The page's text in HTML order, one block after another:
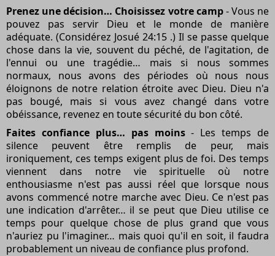
Prenez une décision… Choisissez votre camp- Vous ne
pouvez pas servir Dieu et le monde de manière
adéquate. (Considérez Josué 24:15 .) Il se passe quelque
chose dans la vie, souvent du péché, de l'agitation, de
l'ennui ou une tragédie… mais si nous sommes
normaux, nous avons des périodes où nous nous
éloignons de notre relation étroite avec Dieu. Dieu n'a
pas bougé, mais si vous avez changé dans votre
obéissance, revenez en toute sécurité du bon côté.
Faites confiance plus… pas moins- Les temps de
silence peuvent être remplis de peur, mais
ironiquement, ces temps exigent plus de foi. Des temps
viennent dans notre vie spirituelle où notre
enthousiasme n'est pas aussi réel que lorsque nous
avons commencé notre marche avec Dieu. Ce n'est pas
une indication d'arrêter… il se peut que Dieu utilise ce
temps pour quelque chose de plus grand que vous
n'auriez pu l'imaginer… mais quoi qu'il en soit, il faudra
probablement un niveau de confiance plus profond.